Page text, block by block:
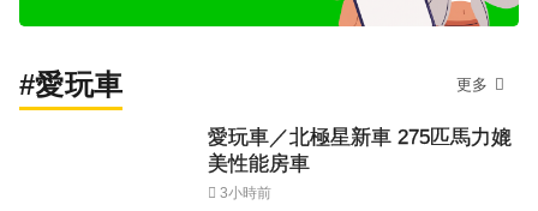
#愛玩車 更多
愛玩車／北極星新車 275匹馬力媲
美性能房車
3小時前